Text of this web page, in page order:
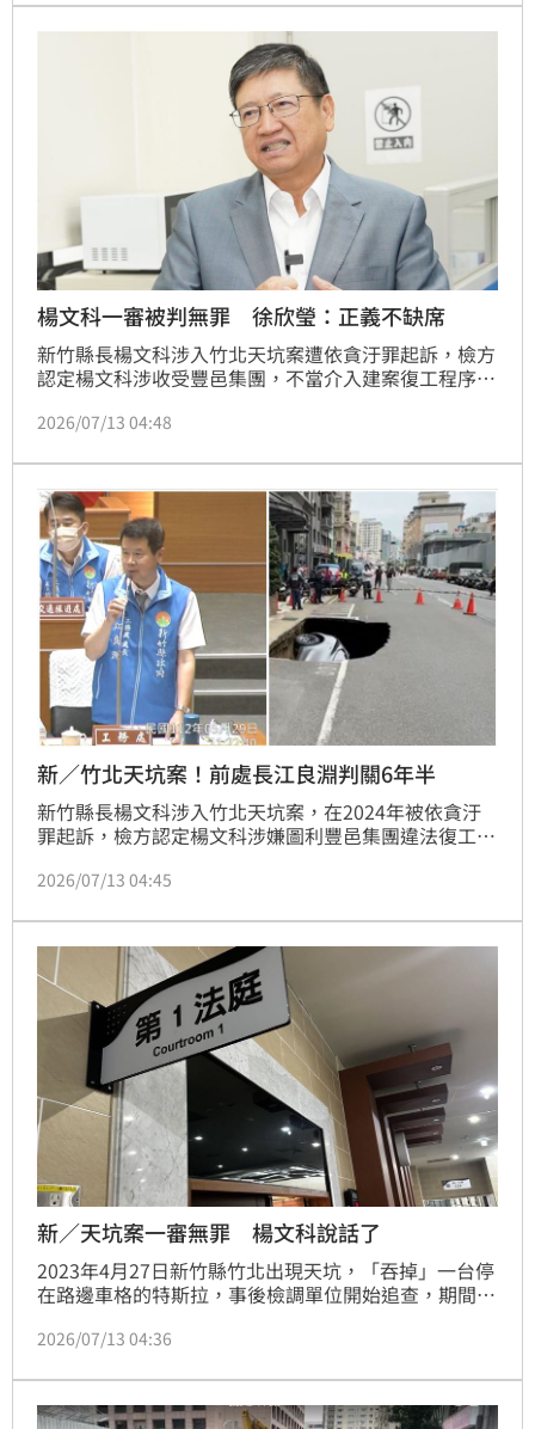
法仍執意圖利他人，因此宣判無罪。
楊文科一審被判無罪 徐欣瑩：正義不缺席
新竹縣長楊文科涉入竹北天坑案遭依貪汙罪起訴，檢方
認定楊文科涉收受豐邑集團，不當介入建案復工程序，
宣判，判處楊文科無罪。對此，國民黨新竹縣長參選人
公義、依法審理，讓社會清楚了解事實真相，還給楊文
科縣長一個公道。
2026/07/13 04:48
新／竹北天坑案！前處長江良淵判關6年半
新竹縣長楊文科涉入竹北天坑案，在2024年被依貪汙
罪起訴，檢方認定楊文科涉嫌圖利豐邑集團違法復工，
院今日（13日）宣判，楊文科無罪。時任新竹縣政府工
不法所得1483萬；豐邑機構董事長劉樹居及總經理邱
崇喆，各判處3年6月；全案可上訴。
2026/07/13 04:45
新／天坑案一審無罪 楊文科說話了
2023年4月27日新竹縣竹北出現天坑，「吞掉」一台停
在路邊車格的特斯拉，事後檢調單位開始追查，期間又
12人依貪污罪起訴，楊文科被求處10年以上重刑。今
「無罪」。對此，楊文科也在第一時間以文字回應「司
法還原真相，清白經得起檢驗」。
2026/07/13 04:36